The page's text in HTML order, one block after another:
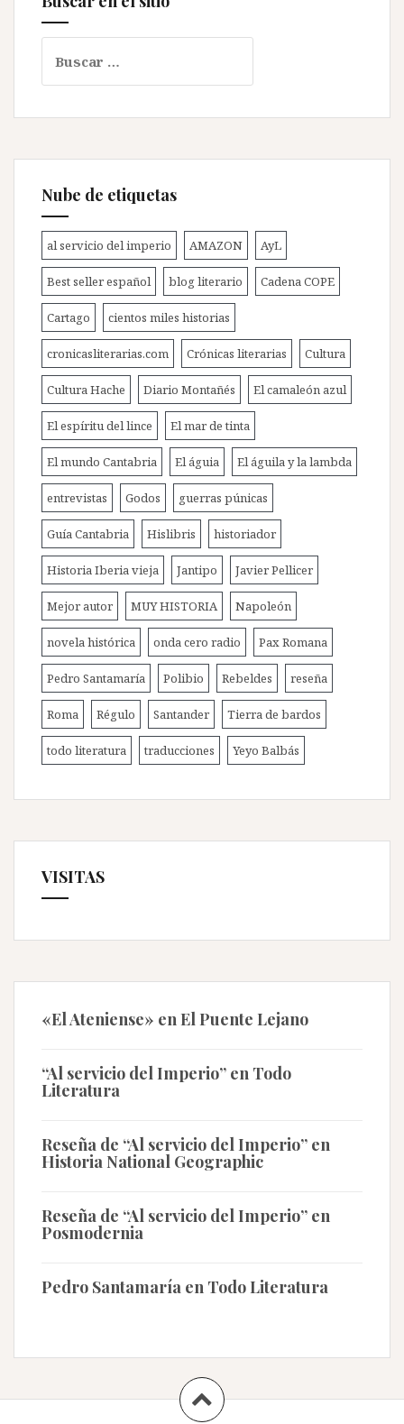
Nube de etiquetas
al servicio del imperio AMAZON AyL
Best seller español blog literario Cadena COPE
Cartago cientos miles historias
cronicasliterarias.com Crónicas literarias Cultura
Cultura Hache Diario Montañés El camaleón azul
El espíritu del lince El mar de tinta
El mundo Cantabria El águia El águila y la lambda
entrevistas Godos guerras púnicas
Guía Cantabria Hislibris historiador
Historia Iberia vieja Jantipo Javier Pellicer
Mejor autor MUY HISTORIA Napoleón
novela histórica onda cero radio Pax Romana
Pedro Santamaría Polibio Rebeldes reseña
Roma Régulo Santander Tierra de bardos
todo literatura traducciones Yeyo Balbás
VISITAS
«El Ateniense» en El Puente Lejano
“Al servicio del Imperio” en Todo
Literatura
Reseña de “Al servicio del Imperio” en
Historia National Geographic
Reseña de “Al servicio del Imperio” en
Posmodernia
Pedro Santamaría en Todo Literatura